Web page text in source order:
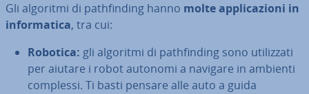
Gli algoritmi di pa­th­fin­ding hanno molte ap­pli­ca­zio­ni in
in­for­ma­ti­ca, tra cui:
Robotica: gli algoritmi di pa­th­fin­ding sono uti­liz­za­ti
per aiutare i robot autonomi a navigare in ambienti
complessi. Ti basti pensare alle auto a guida